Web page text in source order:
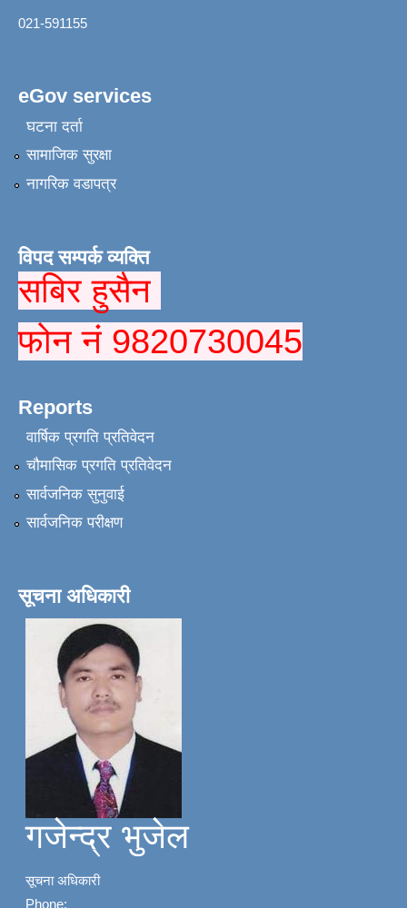
021-591155
eGov services
घटना दर्ता
सामाजिक सुरक्षा
नागरिक वडापत्र
विपद सम्पर्क व्यक्ति
सबिर हुसैन
फोन नं 9820730045
Reports
वार्षिक प्रगति प्रतिवेदन
चौमासिक प्रगति प्रतिवेदन
सार्वजनिक सुनुवाई
सार्वजनिक परीक्षण
सूचना अधिकारी
गजेन्द्र भुजेल
सूचना अधिकारी
Phone: